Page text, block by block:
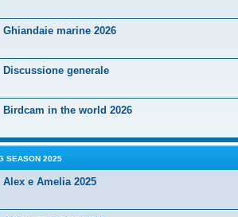
Ghiandaie marine 2026
Discussione generale
Birdcam in the world 2026
SEASON 2025
Alex e Amelia 2025